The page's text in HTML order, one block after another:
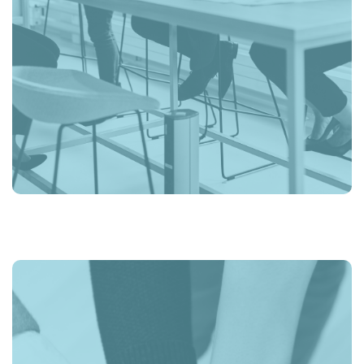
diferenciadores e que contribuam para a nossa visão
colectiva de responsabilidade social. O nosso Código de
Conduta espelha exactamente esses princípios e valores.
Procuramos que todos os colaboradores cumpram os
padrões que se propõe alcançar, incentivando à assunção
da figura de “embaixador” da marca, da mesma forma que
procuramos que os nossos fornecedores cumpram os
mesmos padrões que esperamos de nós mesmos. É nosso
objectivo homogeneizar toda a cadeia de valor, assente em
premissas, comportamentos e acções em linha com os
nossos princípios e valores.
DIVERSIDADE, EQUIDADE
E INCLUSÃO (MEDIDAS